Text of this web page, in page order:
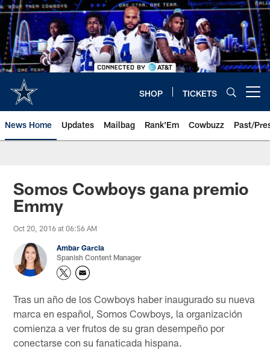
Skip
to
main
content
SHOP TICKETS
News Home Updates Mailbag Rank'Em Cowbuzz Past/
Somos Cowboys gana premio
Emmy
Oct 20, 2016 at 06:56 AM
Ambar Garcia
Spanish Content Manager
Tras un año de los Cowboys haber inaugurado su nueva
marca en español, Somos Cowboys, la organización
comienza a ver frutos de su gran desempeño por
conectarse con su fanaticada hispana.